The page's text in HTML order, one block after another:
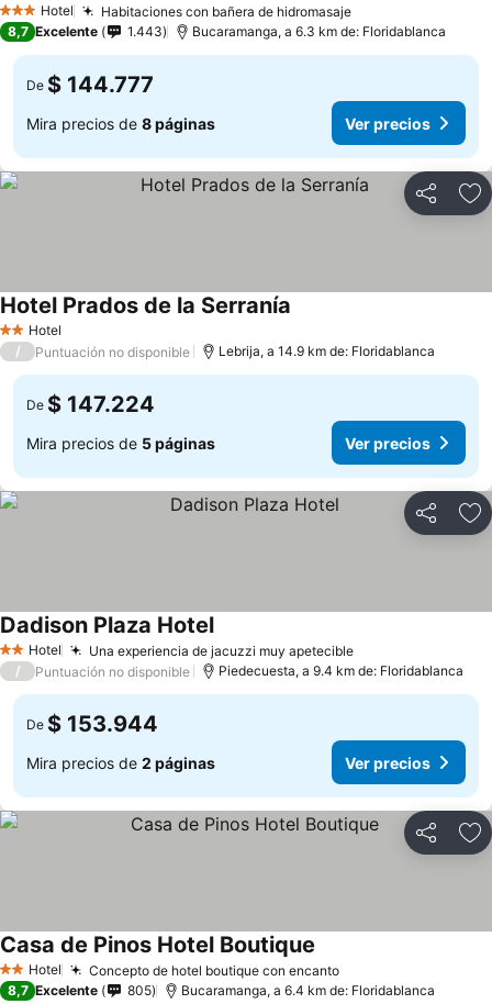
3 Estrellas
Hotel Habitaciones con bañera de hidromasaje
8,7 Excelente 1.443 Bucaramanga, a 6.3 km de: Floridablanca
De $ 144.777
Mira precios de 8 páginas Ver precios
Compartir
2 Estrellas
Hotel
Hotel Prados de la Serranía
/ Puntuación no disponible Lebrija, a 14.9 km de: Floridablanca
De $ 147.224
Mira precios de 5 páginas Ver precios
Compartir
2 Estrellas
Hotel Una experiencia de jacuzzi muy apetecible
Dadison Plaza Hotel
/ Puntuación no disponible Piedecuesta, a 9.4 km de: Floridablanca
De $ 153.944
Mira precios de 2 páginas Ver precios
Compartir
2 Estrellas
Hotel Concepto de hotel boutique con encanto
Casa de Pinos Hotel Boutique
8,7 Excelente 805 Bucaramanga, a 6.4 km de: Floridablanca